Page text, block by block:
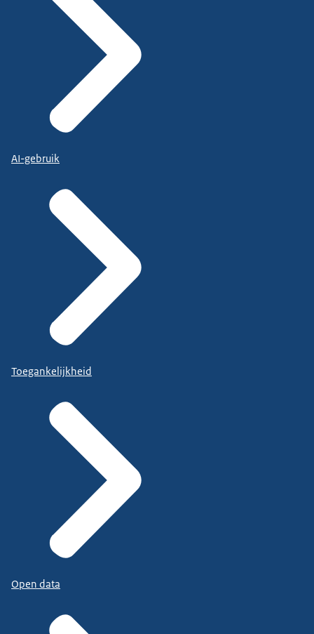
AI-gebruik
Toegankelijkheid
Open data